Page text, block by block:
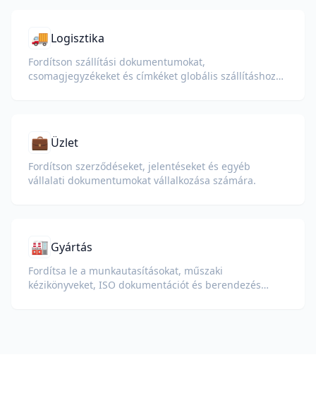
🚚 Logisztika
Fordítson szállítási dokumentumokat,
csomagjegyzékeket és címkéket globális szállításhoz
💼 Üzlet
Fordítson szerződéseket, jelentéseket és egyéb
vállalati dokumentumokat vállalkozása számára.
🏭 Gyártás
Fordítsa le a munkautasításokat, műszaki
kézikönyveket, ISO dokumentációt és berendezés